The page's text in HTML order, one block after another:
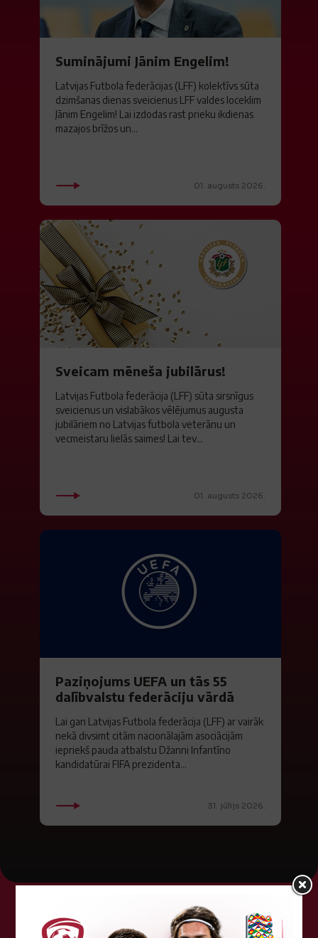
Suminājumi Jānim Engelim!
Latvijas Futbola federācijas (LFF) kolektīvs sūta
dzimšanas dienas sveicienus LFF valdes loceklim
Jānim Engelim! Lai izdodas rast prieku ikdienas
mazajos brīžos un...
01. augusts 2026.
Sveicam mēneša jubilārus!
Latvijas Futbola federācija (LFF) sūta sirsnīgus
sveicienus un vislabākos vēlējumus augusta
jubilāriem no Latvijas futbola veterānu un
vecmeistaru lielās saimes! Lai tev...
01. augusts 2026.
Paziņojums UEFA un tās 55
dalībvalstu federāciju vārdā
Lai gan Latvijas Futbola federācija (LFF) ar vairāk
nekā divsimt citām nacionālajām asociācijām
iepriekš pauda atbalstu Džanni Infantīno
kandidatūrai FIFA prezidenta...
31. jūlijs 2026.
Tehniskais sponsors